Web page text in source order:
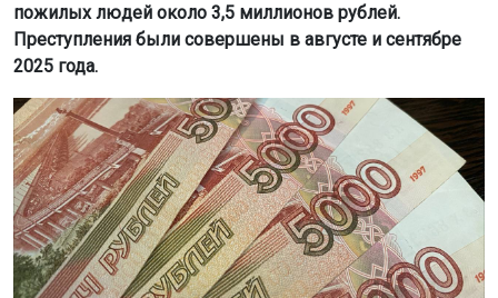
пожилых людей около 3,5 миллионов рублей.
Преступления были совершены в августе и сентябре
2025 года.